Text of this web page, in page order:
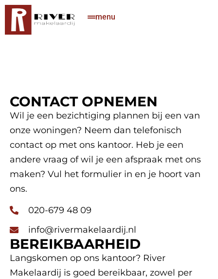
menu
CONTACT OPNEMEN
Wil je een bezichtiging plannen bij een van
onze woningen? Neem dan telefonisch
contact op met ons kantoor. Heb je een
andere vraag of wil je een afspraak met ons
maken? Vul het formulier in en je hoort van
ons.
020-679 48 09
info@rivermakelaardij.nl
BEREIKBAARHEID
Langskomen op ons kantoor? River
Makelaardij is goed bereikbaar, zowel per